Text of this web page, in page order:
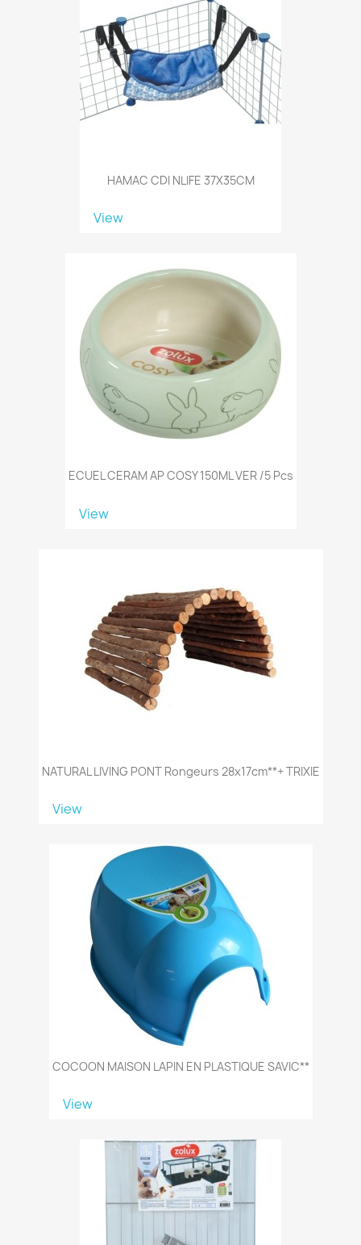
HAMAC CDI NLIFE 37X35CM
View
ECUEL CERAM AP COSY 150ML VER /5 Pcs
View
NATURAL LIVING PONT Rongeurs 28x17cm**+ TRIXIE
View
COCOON MAISON LAPIN EN PLASTIQUE SAVIC**
View